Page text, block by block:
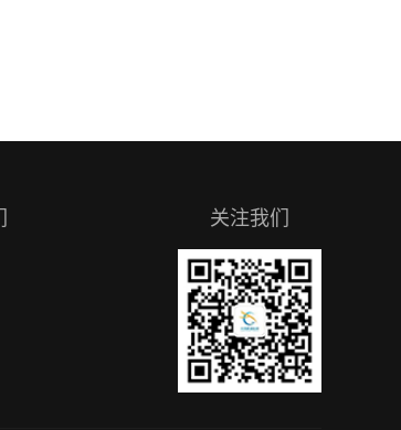
关注我们